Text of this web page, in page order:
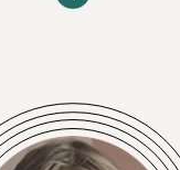
Helen Scheller,
bei OMG
und ihr Team